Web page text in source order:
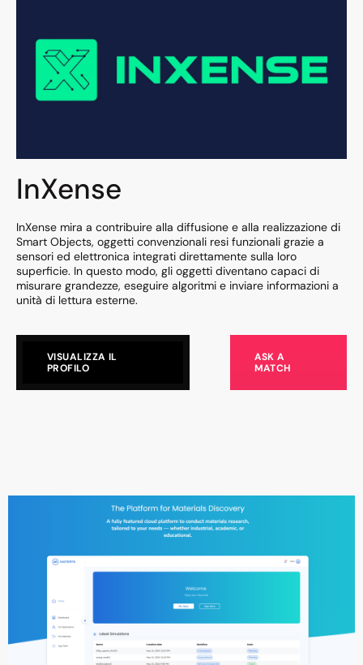
InXense
InXense mira a contribuire alla diffusione e alla realizzazione di
Smart Objects, oggetti convenzionali resi funzionali grazie a
sensori ed elettronica integrati direttamente sulla loro
superficie. In questo modo, gli oggetti diventano capaci di
misurare grandezze, eseguire algoritmi e inviare informazioni a
unità di lettura esterne.
VISUALIZZA IL
PROFILO
ASK A
MATCH